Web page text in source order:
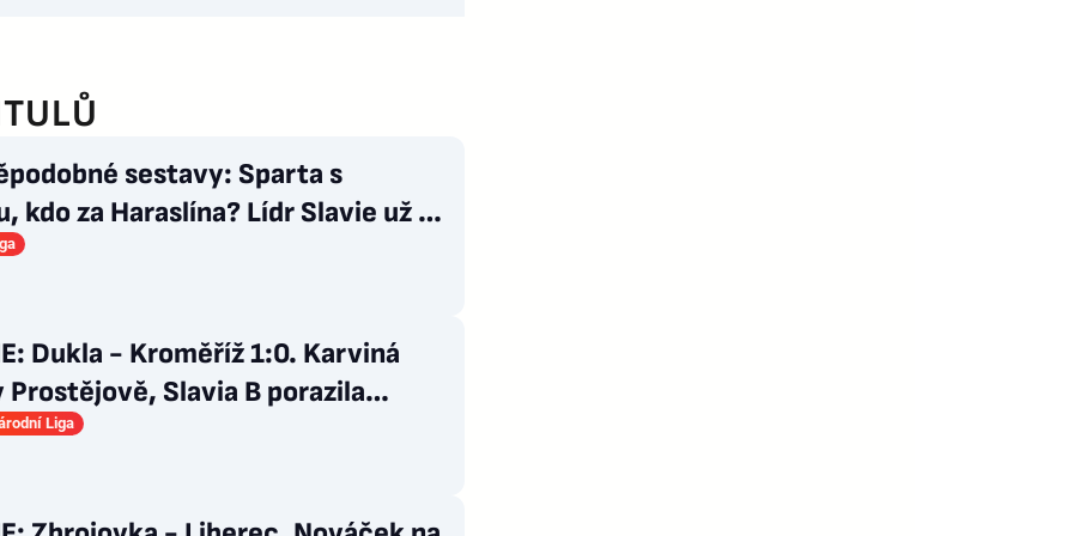
sestavy: Sparta s
kdo za Haraslína? Lídr Slavie už v
Dukla - Kroměříž 1:0. Karviná
Prostějově, Slavia B porazila
Liga